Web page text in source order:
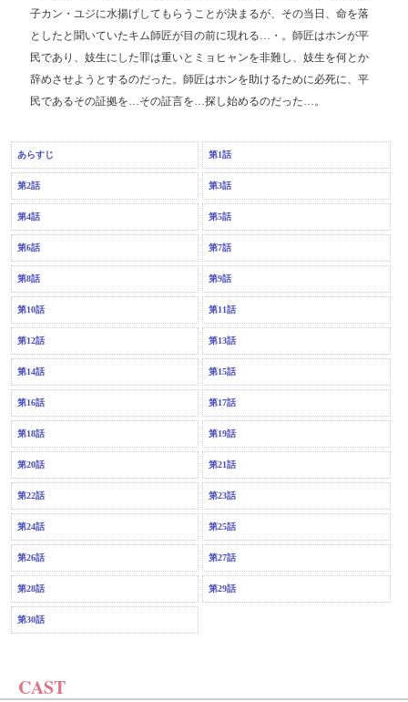
子カン・ユジに水揚げしてもらうことが決まるが、その当日、命を落
としたと聞いていたキム師匠が目の前に現れる…・。師匠はホンが平
民であり、妓生にした罪は重いとミョヒャンを非難し、妓生を何とか
辞めさせようとするのだった。師匠はホンを助けるために必死に、平
民であるその証拠を…その証言を…探し始めるのだった…。
あらすじ 第1話
第2話 第3話
第4話 第5話
第6話 第7話
第8話 第9話
第10話 第11話
第12話 第13話
第14話 第15話
第16話 第17話
第18話 第19話
第20話 第21話
第22話 第23話
第24話 第25話
第26話 第27話
第28話 第29話
第30話
CAST